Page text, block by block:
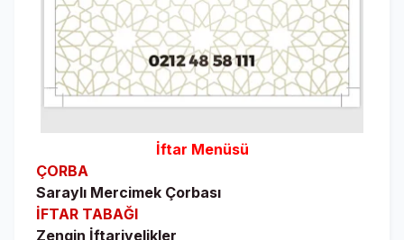
İftar Menüsü
ÇORBA
Saraylı Mercimek Çorbası
İFTAR TABAĞI
Zengin İftariyelikler